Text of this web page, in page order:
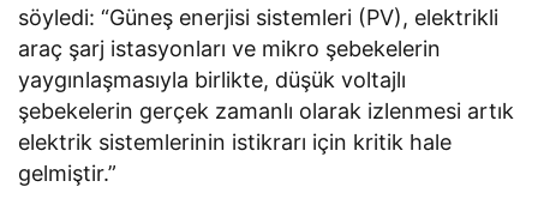
söyledi: “Güneş enerjisi sistemleri (PV), elektrikli
araç şarj istasyonları ve mikro şebekelerin
yaygınlaşmasıyla birlikte, düşük voltajlı
şebekelerin gerçek zamanlı olarak izlenmesi artık
elektrik sistemlerinin istikrarı için kritik hale
gelmiştir.”